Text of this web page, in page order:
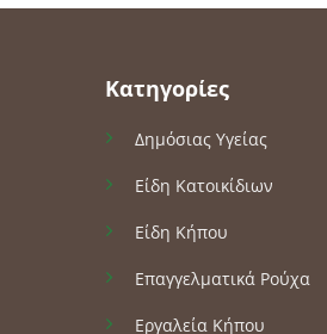
Κατηγορίες
Δημόσιας Υγείας
Είδη Κατοικίδιων
Είδη Κήπου
Επαγγελματικά Ρούχα
Εργαλεία Κήπου